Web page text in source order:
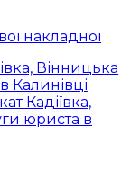
накладної
Вінницька
Калинівці
Кадіївка,
юриста в